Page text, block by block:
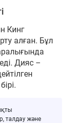
Кинг
алған. Бұл
Дияс –
талдау және